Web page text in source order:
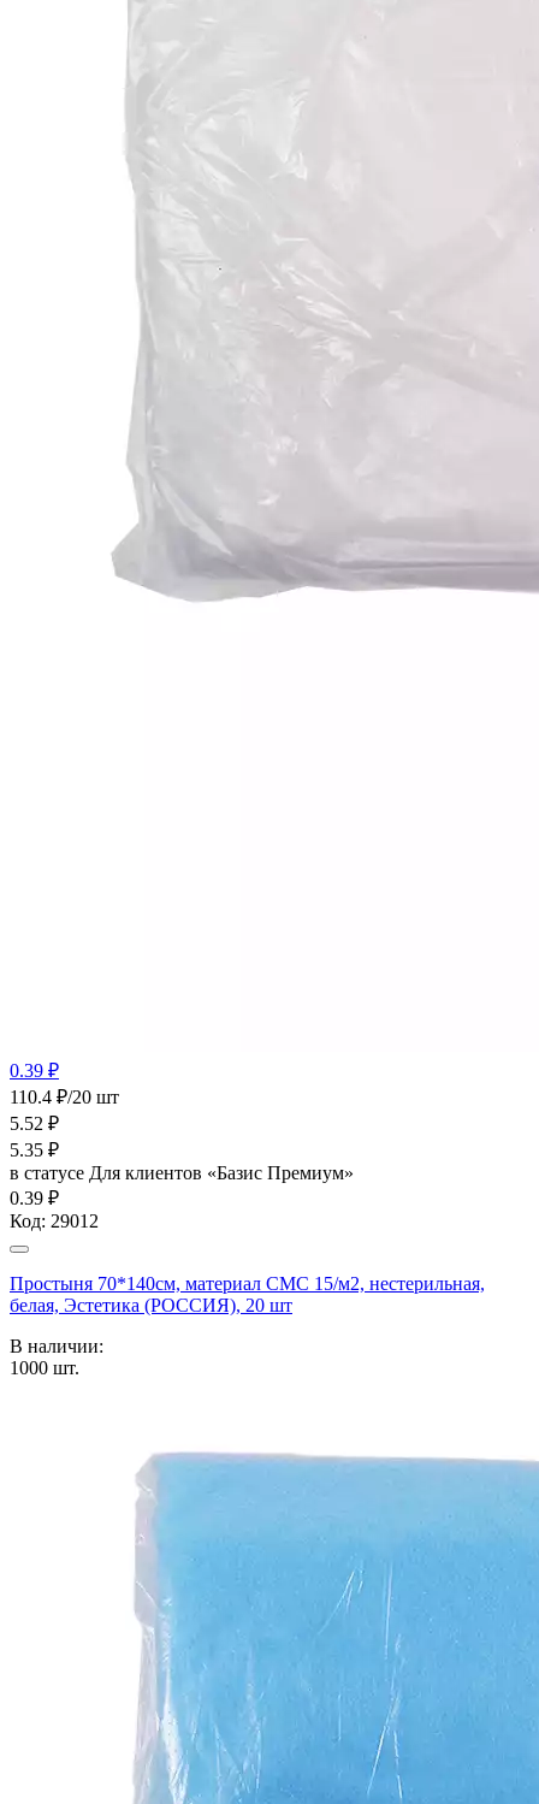
0.39 ₽
110.4 ₽/20 шт
5.52 ₽
5.35 ₽
в статусе Для клиентов «Базис Премиум»
0.39 ₽
Код: 29012
Простыня 70*140см, материал СМС 15/м2, нестерильная,
белая, Эстетика (РОССИЯ), 20 шт
В наличии:
1000 шт.